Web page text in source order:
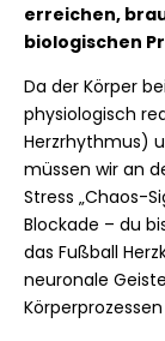
erreichen,
biologischen
Da der Körper
physiologisch
Herzrhythmus)
müssen wir an
Stress „Chaos-
Blockade – du
das Fußball
neuronale